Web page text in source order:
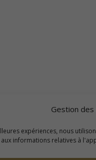
Gestion des
expériences, nous
informations relatives à